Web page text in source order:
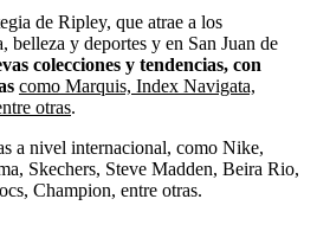
de Ripley, que atrae a los
belleza y deportes y en San Juan de
colecciones y tendencias, con
como Marquis, Index Navigata,
otras.
a nivel internacional, como Nike,
Skechers, Steve Madden, Beira Rio,
Champion, entre otras.